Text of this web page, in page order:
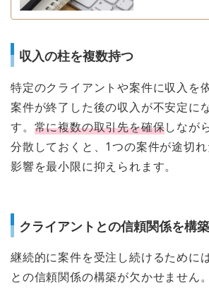
収入の柱を複数持つ
特定のクライアントや案件に収入を
案件が終了した後の収入が不安定に
す。 常に複数の取引先を確保しなが
分散しておくと、1つの案件が途切
影響を最小限に抑えられます。
クライアントとの信頼関係を構
継続的に案件を受注し続けるために
との信頼関係の構築が欠かせません。